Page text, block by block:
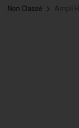
Non Classé Ampli